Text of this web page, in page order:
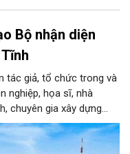
Bộ nhận diện
tác giả, tổ chức trong và
nghiệp, họa sĩ, nhà
chuyên gia xây dựng
sáng tạo. Mỗi tác giả
phẩm ở mỗi giai